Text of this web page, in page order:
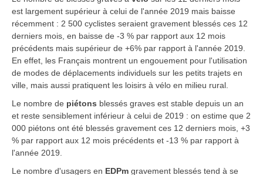
est largement supérieur à celui de l'année 2019 mais baisse
récemment : 2 500 cyclistes seraient gravement blessés ces 12
derniers mois, en baisse de -3 % par rapport aux 12 mois
précédents mais supérieur de +6% par rapport à l'année 2019.
En effet, les Français montrent un engouement pour l'utilisation
de modes de déplacements individuels sur les petits trajets en
ville, mais aussi pratiquent les loisirs à vélo en milieu rural.
Le nombre de piétons blessés graves est stable depuis un an
et reste sensiblement inférieur à celui de 2019 : on estime que 2
000 piétons ont été blessés gravement ces 12 derniers mois, +3
% par rapport aux 12 mois précédents et -13 % par rapport à
l'année 2019.
Le nombre d'usagers en EDPm gravement blessés tend à se